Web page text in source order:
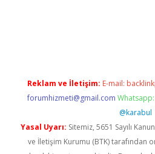
Reklam ve İletişim: E-mail:
forumhizmeti@gmail.com
@karabul
Yasal Uyarı: Sitemiz, 5651 Sayılı
ve İletişim Kurumu (BTK) tarafından